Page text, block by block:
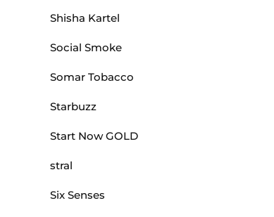
Shisha Kartel
Social Smoke
Somar Tobacco
Starbuzz
Start Now GOLD
stral
Six Senses